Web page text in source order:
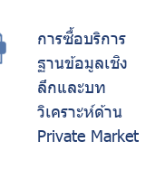
การซื้อบริการ
ฐานข้อมูลเชิง
ลึกและบท
วิเคราะห์ด้าน
Private Market